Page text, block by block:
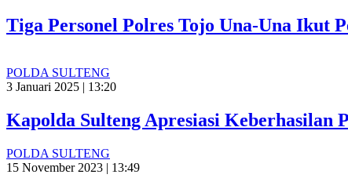
Tiga Personel Polres Tojo Una-Una Ikut
POLDA SULTENG
3 Januari 2025 | 13:20
Kapolda Sulteng Apresiasi Keberhasilan
POLDA SULTENG
15 November 2023 | 13:49